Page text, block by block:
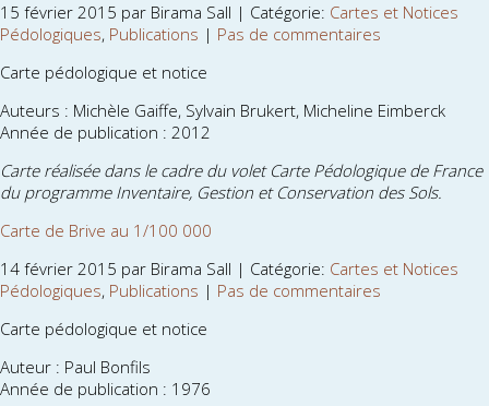
15 février 2015 par Birama Sall | Catégorie: Cartes et Notices
Pédologiques, Publications | Pas de commentaires
Carte pédologique et notice
Auteurs : Michèle Gaiffe, Sylvain Brukert, Micheline Eimberck
Année de publication : 2012
Carte réalisée dans le cadre du volet Carte Pédologique de France
du programme Inventaire, Gestion et Conservation des Sols.
Carte de Brive au 1/100 000
14 février 2015 par Birama Sall | Catégorie: Cartes et Notices
Pédologiques, Publications | Pas de commentaires
Carte pédologique et notice
Auteur : Paul Bonfils
Année de publication : 1976